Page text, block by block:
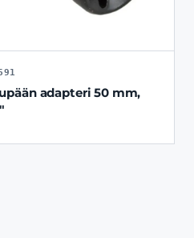
adapteri 50 mm,